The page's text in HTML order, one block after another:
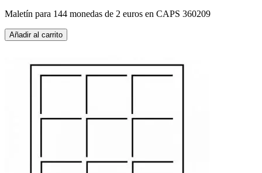
Maletín para 144 monedas de 2 euros en CAPS 360209
Añadir al carrito